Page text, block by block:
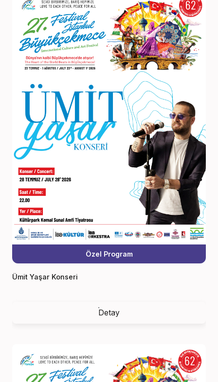
Özel Program
Ümit Yaşar Konseri
Detay